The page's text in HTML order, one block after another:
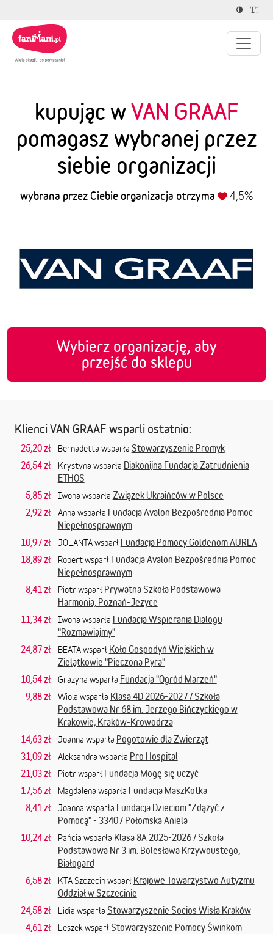
kupując wVAN GRAAF
pomagasz wybranej przez
siebie organizacji
wybrana przez Ciebie organizacja otrzyma 4,5%
Wybierz organizację, aby
przejść do sklepu
Klienci VAN GRAAF wsparli ostatnio:
25,20 zł Bernadetta wsparła Stowarzyszenie Promyk
26,54 zł
Krystyna wsparła Diakonijna Fundacja Zatrudnienia
ETHOS
5,85 zł
Iwona wsparła Związek Ukraińców w Polsce
2,92 zł
Anna wsparła Fundacja Avalon Bezpośrednia Pomoc
Niepełnosprawnym
10,97 zł
JOLANTA wsparł Fundacja Pomocy Goldenom AUREA
18,89 zł
Robert wsparł Fundacja Avalon Bezpośrednia Pomoc
Niepełnosprawnym
8,41 zł
Piotr wsparł Prywatna Szkoła Podstawowa
Harmonia, Poznań-Jeżyce
11,34 zł
Iwona wsparła Fundacja Wspierania Dialogu
"Rozmawiajmy"
24,87 zł
BEATA wsparł Koło Gospodyń Wiejskich w
Zielątkowie "Pieczona Pyra"
10,54 zł
Grażyna wsparła Fundacja "Ogród Marzeń"
9,88 zł
Wiola wsparła Klasa 4D 2026-2027 / Szkoła
Podstawowa Nr 68 im. Jerzego Bińczyckiego w
Krakowie, Kraków-Krowodrza
14,63 zł
Joanna wsparła Pogotowie dla Zwierząt
31,09 zł
Aleksandra wsparła Pro Hospital
21,03 zł
Piotr wsparł Fundacja Mogę się uczyć
17,56 zł
Magdalena wsparła Fundacja MaszKotka
8,41 zł
Joanna wsparła Fundacja Dzieciom "Zdążyć z
Pomocą" - 33407 Połomska Aniela
10,24 zł
Pańcia wsparła Klasa 8A 2025-2026 / Szkoła
Podstawowa Nr 3 im. Bolesława Krzywoustego,
Białogard
6,58 zł
KTA Szczecin wsparł Krajowe Towarzystwo Autyzmu
Oddział w Szczecinie
24,58 zł
Lidia wsparła Stowarzyszenie Socios Wisła Kraków
4,61 zł
Leszek wsparł Stowarzyszenie Pomocy Świnkom